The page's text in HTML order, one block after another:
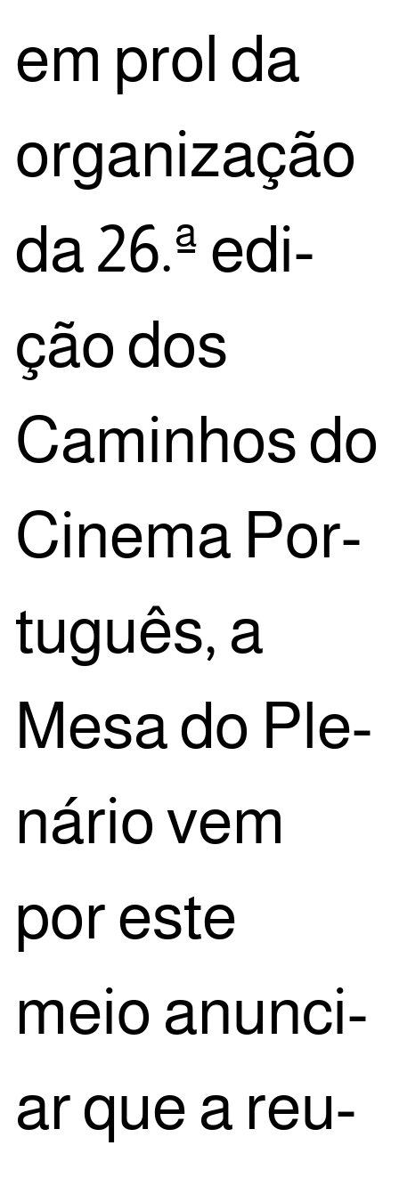
em prol da
orga­ni­za­ção
da 26.ª edi­
ção dos
Cami­nhos do
Cine­ma Por­
tu­guês, a
Mesa do Ple­
ná­rio vem
por este
meio anun­ci­
ar que a reu­